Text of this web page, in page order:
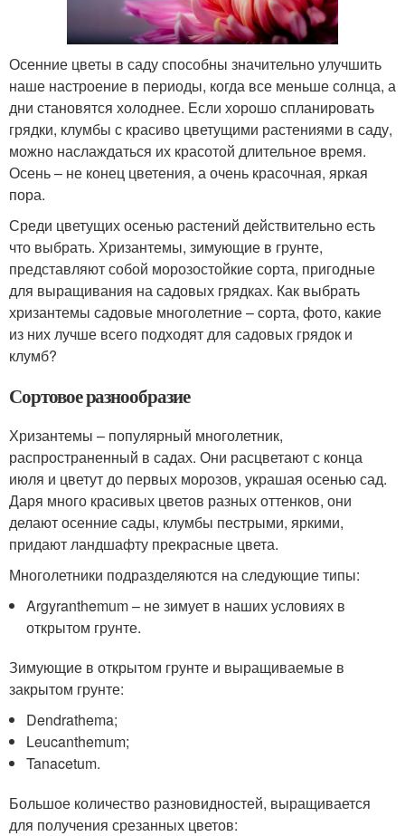
Осенние цветы в саду способны значительно улучшить
наше настроение в периоды, когда все меньше солнца, а
дни становятся холоднее. Если хорошо спланировать
грядки, клумбы с красиво цветущими растениями в саду,
можно наслаждаться их красотой длительное время.
Осень – не конец цветения, а очень красочная, яркая
пора.
Среди цветущих осенью растений действительно есть
что выбрать. Хризантемы, зимующие в грунте,
представляют собой морозостойкие сорта, пригодные
для выращивания на садовых грядках. Как выбрать
хризантемы садовые многолетние – сорта, фото, какие
из них лучше всего подходят для садовых грядок и
клумб?
Сортовое разнообразие
Хризантемы – популярный многолетник,
распространенный в садах. Они расцветают с конца
июля и цветут до первых морозов, украшая осенью сад.
Даря много красивых цветов разных оттенков, они
делают осенние сады, клумбы пестрыми, яркими,
придают ландшафту прекрасные цвета.
Многолетники подразделяются на следующие типы:
Argyranthemum – не зимует в наших условиях в
открытом грунте.
Зимующие в открытом грунте и выращиваемые в
закрытом грунте:
Dendrathema;
Leucanthemum;
Tanacetum.
Большое количество разновидностей, выращивается
для получения срезанных цветов: